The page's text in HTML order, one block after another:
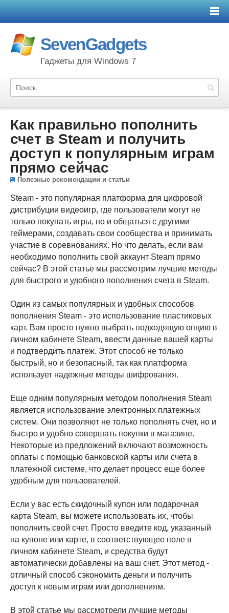
SevenGadgets
Гаджеты для Windows 7
Как правильно пополнить
счет в Steam и получить
доступ к популярным играм
прямо сейчас
Полезные рекомендации и статьи
Steam - это популярная платформа для цифровой
дистрибуции видеоигр, где пользователи могут не
только покупать игры, но и общаться с другими
геймерами, создавать свои сообщества и принимать
участие в соревнованиях. Но что делать, если вам
необходимо пополнить свой аккаунт Steam прямо
сейчас? В этой статье мы рассмотрим лучшие методы
для быстрого и удобного пополнения счета в Steam.
Один из самых популярных и удобных способов
пополнения Steam - это использование пластиковых
карт. Вам просто нужно выбрать подходящую опцию в
личном кабинете Steam, ввести данные вашей карты
и подтвердить платеж. Этот способ не только
быстрый, но и безопасный, так как платформа
использует надежные методы шифрования.
Еще одним популярным методом пополнения Steam
является использование электронных платежных
систем. Они позволяют не только пополнять счет, но и
быстро и удобно совершать покупки в магазине.
Некоторые из предложений включают возможность
оплаты с помощью банковской карты или счета в
платежной системе, что делает процесс еще более
удобным для пользователей.
Если у вас есть скидочный купон или подарочная
карта Steam, вы можете использовать их, чтобы
пополнить свой счет. Просто введите код, указанный
на купоне или карте, в соответствующее поле в
личном кабинете Steam, и средства будут
автоматически добавлены на ваш счет. Этот метод -
отличный способ сэкономить деньги и получить
доступ к новым играм или дополнениям.
В этой статье мы рассмотрели лучшие методы